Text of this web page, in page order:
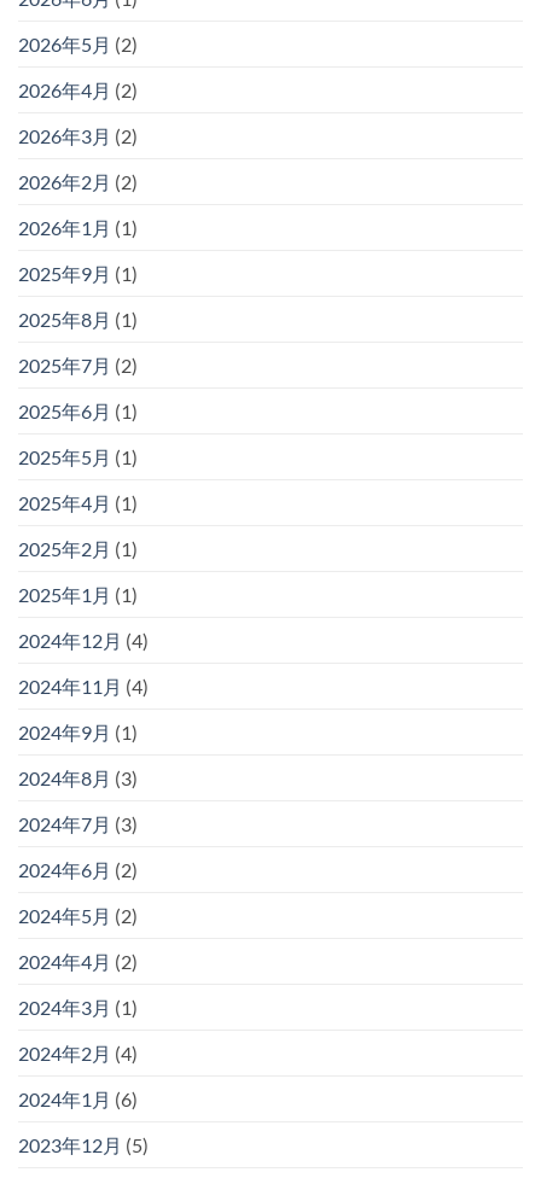
2026年5月 (2)
2026年4月 (2)
2026年3月 (2)
2026年2月 (2)
2026年1月 (1)
2025年9月 (1)
2025年8月 (1)
2025年7月 (2)
2025年6月 (1)
2025年5月 (1)
2025年4月 (1)
2025年2月 (1)
2025年1月 (1)
2024年12月 (4)
2024年11月 (4)
2024年9月 (1)
2024年8月 (3)
2024年7月 (3)
2024年6月 (2)
2024年5月 (2)
2024年4月 (2)
2024年3月 (1)
2024年2月 (4)
2024年1月 (6)
2023年12月 (5)